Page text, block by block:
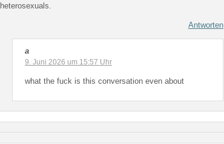
heterosexuals.
Antworten
a
9. Juni 2026 um 15:57 Uhr
what the fuck is this conversation even about